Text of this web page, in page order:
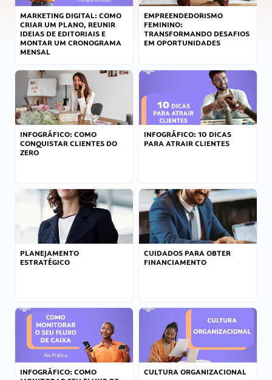
MARKETING DIGITAL: COMO
CRIAR UM PLANO, REUNIR
IDEIAS DE EDITORIAIS E
MONTAR UM CRONOGRAMA
MENSAL
EMPREENDEDORISMO
FEMININO:
TRANSFORMANDO DESAFIOS
EM OPORTUNIDADES
INFOGRÁFICO: COMO
CONQUISTAR CLIENTES DO
ZERO
INFOGRÁFICO: 10 DICAS
PARA ATRAIR CLIENTES
PLANEJAMENTO
ESTRATÉGICO
CUIDADOS PARA OBTER
FINANCIAMENTO
INFOGRÁFICO: COMO
CULTURA ORGANIZACIONAL